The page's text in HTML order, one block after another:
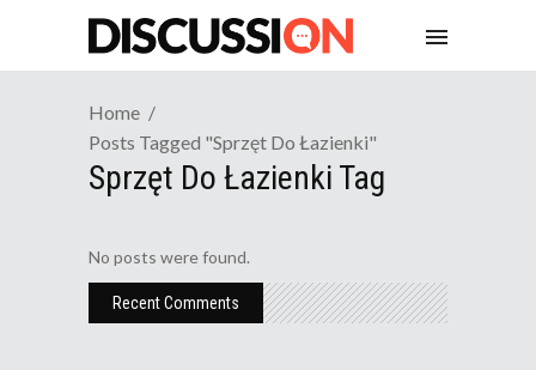
Home
Posts Tagged "sprzęt Do Łazienki"
Sprzęt Do Łazienki Tag
No posts were found.
Recent Comments